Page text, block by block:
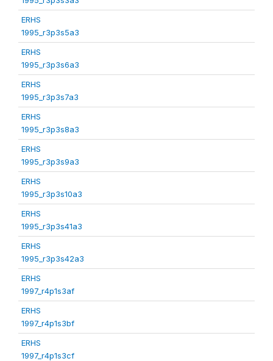
ERHS
1995_r3p3s5a3
ERHS
1995_r3p3s6a3
ERHS
1995_r3p3s7a3
ERHS
1995_r3p3s8a3
ERHS
1995_r3p3s9a3
ERHS
1995_r3p3s10a3
ERHS
1995_r3p3s41a3
ERHS
1995_r3p3s42a3
ERHS
1997_r4p1s3af
ERHS
1997_r4p1s3bf
ERHS
1997_r4p1s3cf